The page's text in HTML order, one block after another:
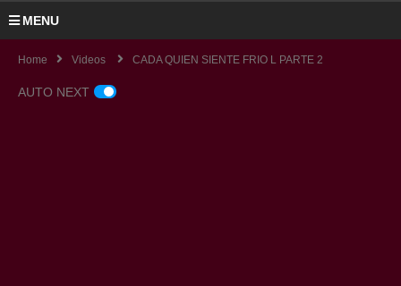
MENU
Home Videos CADA QUIEN SIENTE FRIO L PARTE 2
AUTO NEXT